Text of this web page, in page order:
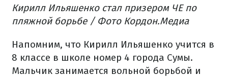
Кирилл Ильяшенко стал призером ЧЕ по
пляжной борьбе / Фото Кордон.Медиа
Напомним, что Кирилл Ильяшенко учится в
8 классе в школе номер 4 города Сумы.
Мальчик занимается вольной борьбой и